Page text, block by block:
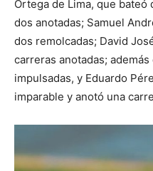
Ortega de Lima, que
dos anotadas; Samuel
dos remolcadas; David
carreras anotadas;
impulsadas, y Eduardo
imparable y anotó una